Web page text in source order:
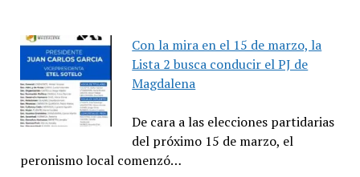
Con la mira en el 15 de marzo, la
Lista 2 busca conducir el PJ de
Magdalena
De cara a las elecciones partidarias
del próximo 15 de marzo, el
peronismo local comenzó…